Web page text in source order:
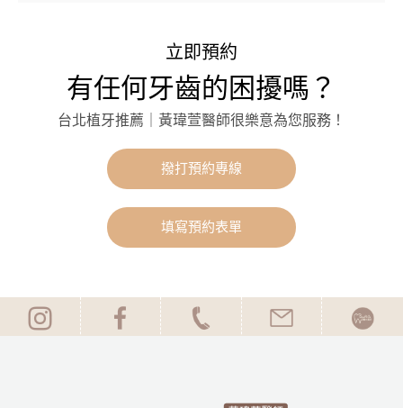
立即預約
有任何牙齒的困擾嗎？
台北植牙推薦｜黃瑋萱醫師很樂意為您服務！
撥打預約專線
填寫預約表單